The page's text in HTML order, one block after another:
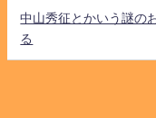
中山秀征とかいう謎の
る